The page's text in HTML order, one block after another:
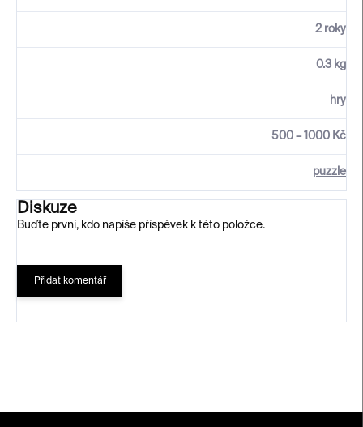
2 roky
0.3 kg
hry
500 – 1000 Kč
puzzle
Diskuze
Buďte první, kdo napíše příspěvek k této položce.
Přidat komentář